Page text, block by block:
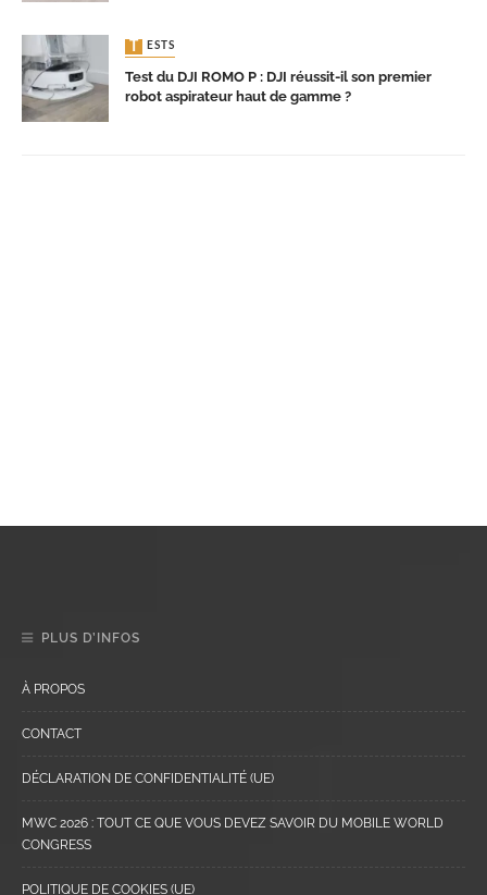
TESTS
Test du DJI ROMO P : DJI réussit-il son premier
robot aspirateur haut de gamme ?
PLUS D’INFOS
À PROPOS
CONTACT
DÉCLARATION DE CONFIDENTIALITÉ (UE)
MWC 2026 : TOUT CE QUE VOUS DEVEZ SAVOIR DU MOBILE WORLD
CONGRESS
POLITIQUE DE COOKIES (UE)